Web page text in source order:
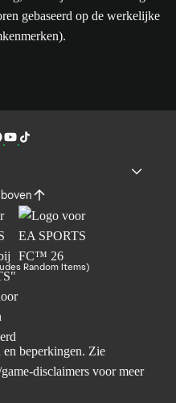
gebaseerd op de werkelijke
Random Items)
beperkingen. Zie
disclaimers voor meer